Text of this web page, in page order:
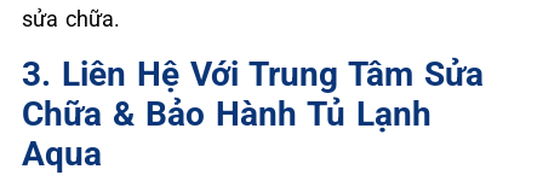
sửa chữa.
3. Liên Hệ Với Trung Tâm Sửa
Chữa & Bảo Hành Tủ Lạnh
Aqua